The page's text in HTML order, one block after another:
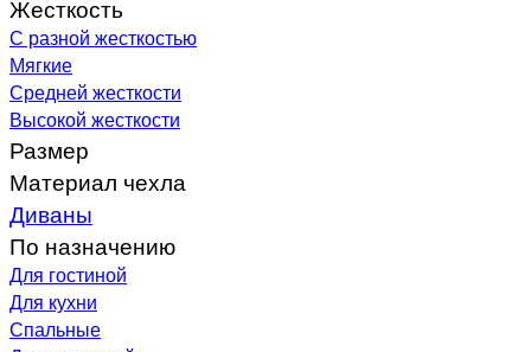
Жесткость
С разной жесткостью
Мягкие
Средней жесткости
Высокой жесткости
Размер
Материал чехла
Диваны
По назначению
Для гостиной
Для кухни
Спальные